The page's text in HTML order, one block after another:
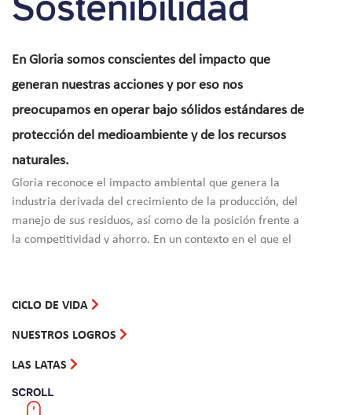
Sostenibilidad
En Gloria somos conscientes del impacto que
generan nuestras acciones y por eso nos
preocupamos en operar bajo sólidos estándares de
protección del medioambiente y de los recursos
naturales.
Gloria reconoce el impacto ambiental que genera la
industria derivada del crecimiento de la producción, del
manejo de sus residuos, así como de la posición frente a
la competitividad y ahorro. En un contexto en el que el
envergadura, estamos comprometidos a realizar acciones
impacto en la huella de carbono de nuestra industria.
CICLO DE VIDA
NUESTROS LOGROS
LAS LATAS